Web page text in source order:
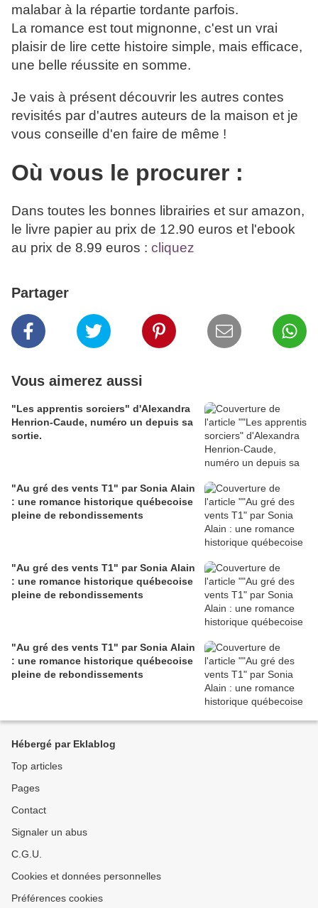
malabar à la répartie tordante parfois.
La romance est tout mignonne, c'est un vrai
plaisir de lire cette histoire simple, mais efficace,
une belle réussite en somme.
Je vais à présent découvrir les autres contes
revisités par d'autres auteurs de la maison et je
vous conseille d'en faire de même !
Où vous le procurer :
Dans toutes les bonnes librairies et sur amazon,
le livre papier au prix de 12.90 euros et l'ebook
au prix de 8.99 euros : cliquez
Partager
Vous aimerez aussi
"Les apprentis sorciers" d'Alexandra
Henrion-Caude, numéro un depuis sa
sortie.
"Au gré des vents T1" par Sonia Alain
: une romance historique québecoise
pleine de rebondissements
"Au gré des vents T1" par Sonia Alain
: une romance historique québecoise
pleine de rebondissements
"Au gré des vents T1" par Sonia Alain
: une romance historique québecoise
pleine de rebondissements
Hébergé par Eklablog
Top articles
Pages
Contact
Signaler un abus
C.G.U.
Cookies et données personnelles
Préférences cookies